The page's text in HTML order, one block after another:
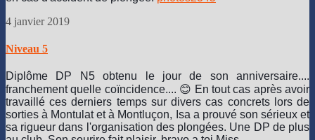
4 janvier 2019
Niveau 5
Diplôme DP N5 obtenu le jour de son anniversaire....
franchement quelle coïncidence.... 😊 En tout cas après avoir
travaillé ces derniers temps sur divers cas concrets lors de
sorties à Montulat et à Montluçon, Isa a prouvé son sérieux et
sa rigueur dans l'organisation des plongées. Une DP de plus